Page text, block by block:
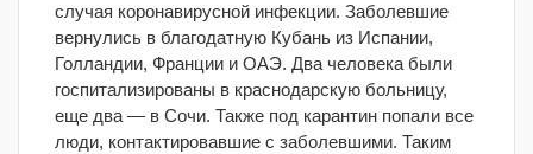
случая коронавирусной инфекции. Заболевшие
вернулись в благодатную Кубань из Испании,
Голландии, Франции и ОАЭ. Два человека были
госпитализированы в краснодарскую больницу,
еще два — в Сочи. Также под карантин попали все
люди, контактировавшие с заболевшими. Таким